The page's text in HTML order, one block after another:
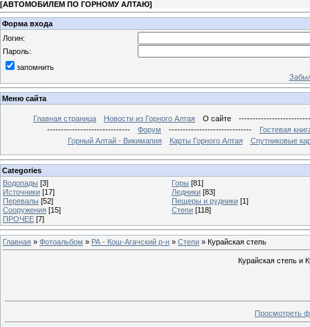
[АВТОМОБИЛЕМ ПО ГОРНОМУ АЛТАЮ]
Форма входа
Логин:
Пароль:
запомнить
Меню сайта
Главная страница Новости из Горного Алтая О сайте
------------------------------
Форум ------------------------------
Гостевая
Горный Алтай - Викимапия
Карты Горного Алтая Спутниковые
Categories
Водопады [3] Горы [81]
Источники [17] Ледники [83]
Перевалы [52] Пещеры и рудники [1]
Сооружения [15] Степи [118]
ПРОЧЕЕ [7]
Главная » Фотоальбом » РА - Кош-Агачский р-н » Степи » Курайская степь
Курайская степь и
Просмотреть